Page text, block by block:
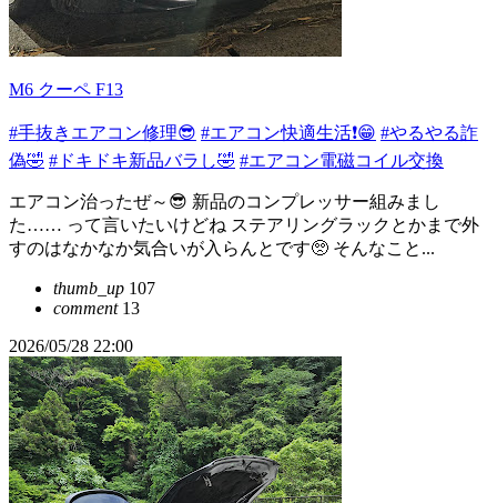
M6 クーペ F13
#手抜きエアコン修理😎 #エアコン快適生活❗️😁 #やるやる詐
偽🤣 #ドキドキ新品バラし🤣 #エアコン電磁コイル交換
エアコン治ったぜ～😎 新品のコンプレッサー組みまし
た…… って言いたいけどね ステアリングラックとかまで外
すのはなかなか気合いが入らんとです🥺 そんなこと...
thumb_up 107
comment13
2026/05/28 22:00